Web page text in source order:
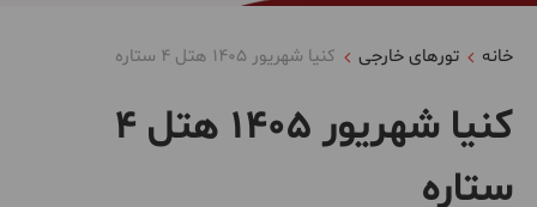
خانه تورهای خارجی کنیا شهریور 1405 هتل 4 ستاره
کنیا شهریور 1405 هتل 4
ستاره